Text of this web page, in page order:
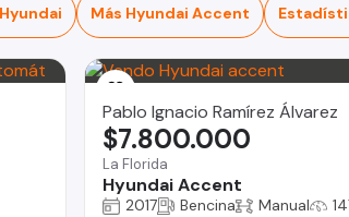
Más Hyundai Accent
Pablo Ignacio Ramírez Álvarez
La Florida
Hyundai Accent
$7.800.000
2017 Bencina Manual